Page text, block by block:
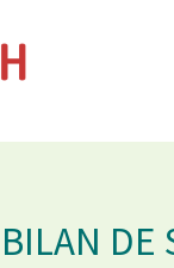
BILAN DE